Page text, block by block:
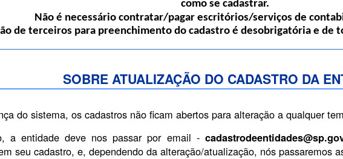
como se cadastrar.
Não é necessário contratar/pagar escritórios/serviços de
de terceiros para preenchimento do cadastro é desobrigatória e de
SOBRE ATUALIZAÇÃO DO CADASTRO DA
do sistema, os cadastros não ficam abertos para alteração a qualquer
a entidade deve nos passar por email -
seu cadastro, e, dependendo da alteração/atualização, nós passaremos